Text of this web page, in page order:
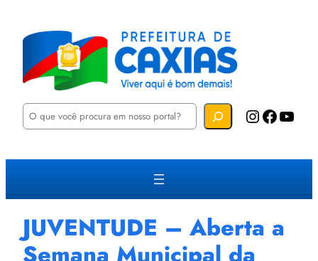
P
u
a
Instagram Facebook YouTube
JUVENTUDE – Aberta a